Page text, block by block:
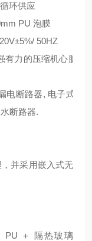
环供应
PU泡膜
0V±5%/ 50HZ
有力的压缩机心脏
电断路器, 电子式高
断路器.
，并采用嵌入式无
PU ＋
隔热玻璃